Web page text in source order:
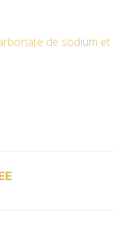
de sodium et